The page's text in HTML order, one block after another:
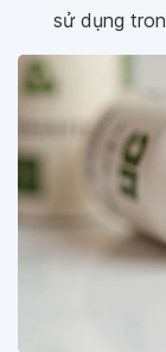
sử dụng